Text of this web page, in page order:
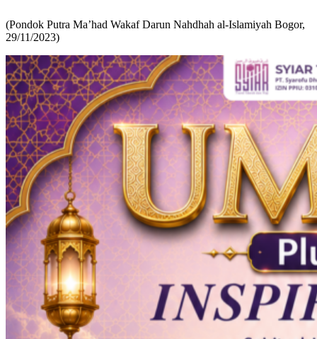
(Pondok Putra Ma’had Wakaf Darun Nahdhah al-Islamiyah Bogor,
29/11/2023)